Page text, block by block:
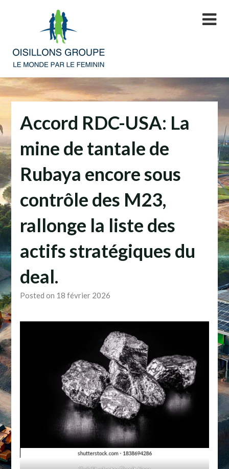
Accord RDC-USA: La
mine de tantale de
Rubaya encore sous
contrôle des M23,
rallonge la liste des
actifs stratégiques du
deal.
Posted on 18 février 2026